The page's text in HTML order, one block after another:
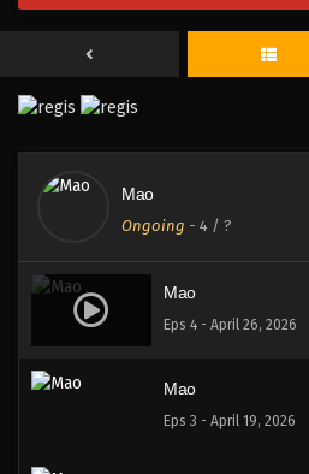
Mao
Ongoing - 4 / ?
Mao
Eps 4 - April 26, 2026
Mao
Eps 3 - April 19, 2026